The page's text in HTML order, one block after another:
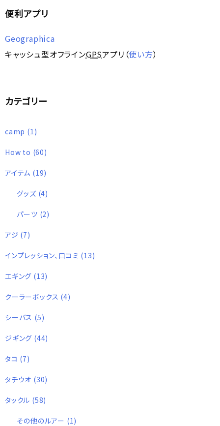
便利アプリ
Geographica
キャッシュ型オフラインGPSアプリ（使い方）
カテゴリー
camp (1)
How to (60)
アイテム (19)
グッズ (4)
パーツ (2)
アジ (7)
インプレッション、口コミ (13)
エギング (13)
クーラーボックス (4)
シーバス (5)
ジギング (44)
タコ (7)
タチウオ (30)
タックル (58)
その他のルアー (1)